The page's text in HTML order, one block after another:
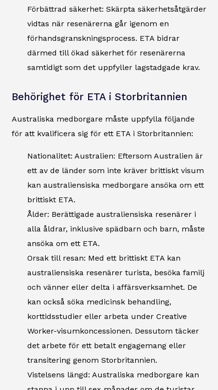
Förbättrad säkerhet: Skärpta säkerhetsåtgärder
vidtas när resenärerna går igenom en
förhandsgranskningsprocess. ETA bidrar
därmed till ökad säkerhet för resenärerna
samtidigt som det uppfyller lagstadgade krav.
Behörighet för ETA i Storbritannien
Australiska medborgare måste uppfylla följande
för att kvalificera sig för ett ETA i Storbritannien:
Nationalitet: Australien: Eftersom Australien är
ett av de länder som inte kräver brittiskt visum
kan australiensiska medborgare ansöka om ett
brittiskt ETA.
Ålder: Berättigade australiensiska resenärer i
alla åldrar, inklusive spädbarn och barn, måste
ansöka om ett ETA.
Orsak till resan: Med ett brittiskt ETA kan
australiensiska resenärer turista, besöka familj
och vänner eller delta i affärsverksamhet. De
kan också söka medicinsk behandling,
korttidsstudier eller arbeta under Creative
Worker-visumkoncessionen. Dessutom täcker
det arbete för ett betalt engagemang eller
transitering genom Storbritannien.
Vistelsens längd: Australiska medborgare kan